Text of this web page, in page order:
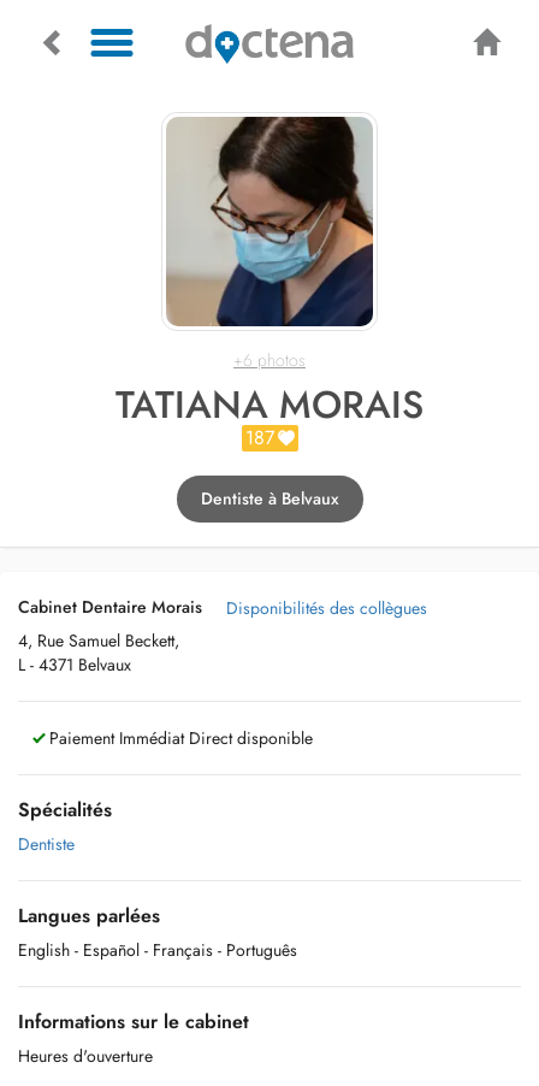
+6 photos
TATIANA MORAIS
187
Dentiste à Belvaux
Cabinet Dentaire Morais
4, Rue Samuel Beckett,
L - 4371 Belvaux
Disponibilités des collègues
Paiement Immédiat Direct disponible
Spécialités
Dentiste
Langues parlées
English - Español - Français - Português
Informations sur le cabinet
Heures d'ouverture